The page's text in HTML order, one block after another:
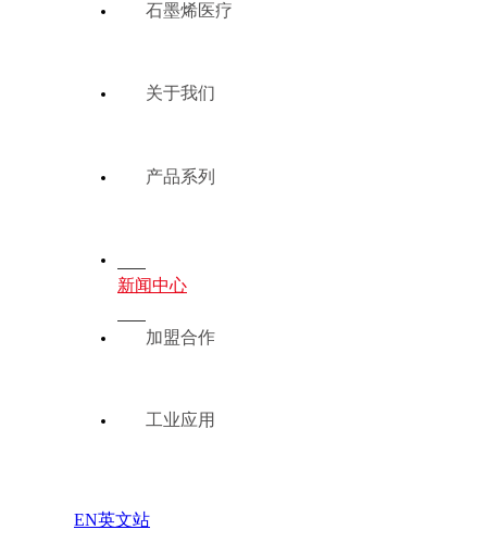
石墨烯医疗
关于我们
产品系列
新闻中心
加盟合作
工业应用
EN英文站